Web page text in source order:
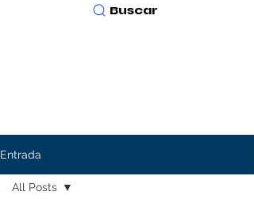
Buscar
Entrada
All Posts